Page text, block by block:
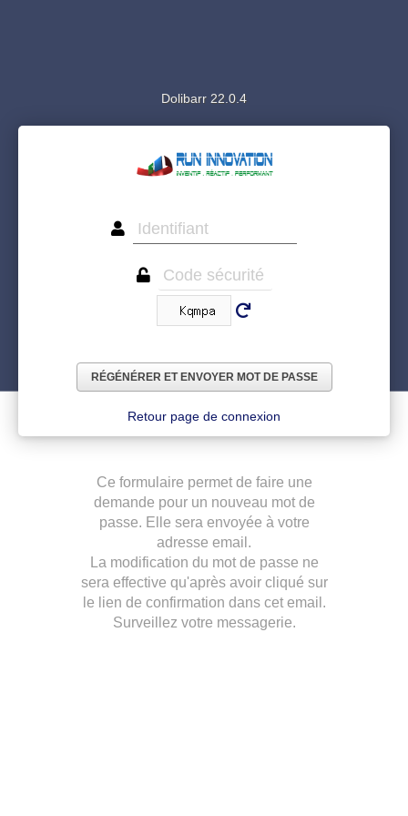
Dolibarr 22.0.4
Retour page de connexion
Ce formulaire permet de faire une
demande pour un nouveau mot de
passe. Elle sera envoyée à votre
adresse email.
La modification du mot de passe ne
sera effective qu'après avoir cliqué sur
le lien de confirmation dans cet email.
Surveillez votre messagerie.